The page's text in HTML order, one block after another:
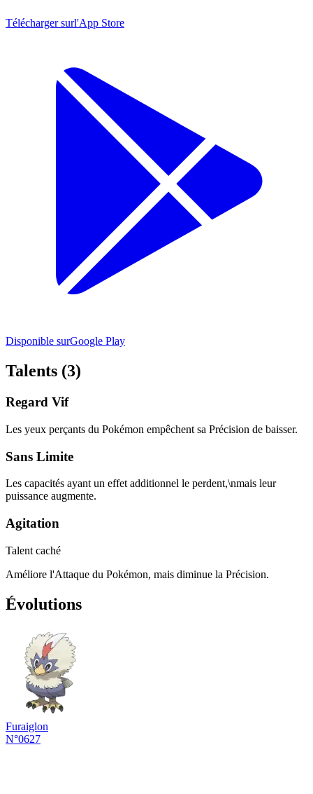
Télécharger surl'App Store
Disponible surGoogle Play
Talents (3)
Regard Vif
Les yeux perçants du Pokémon empêchent sa Précision de baisser.
Sans Limite
Les capacités ayant un effet additionnel le perdent,\nmais leur
puissance augmente.
Agitation
Talent caché
Améliore l'Attaque du Pokémon, mais diminue la Précision.
Évolutions
Furaiglon
N°0627